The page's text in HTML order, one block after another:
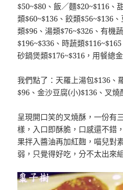
$50~$80、飯／麵$20~$116、
類$60~$136、餃類$56~$136
類$96、湯類$76~$326、有機
$196~$336、時蔬類
砂鍋煲類$176~$316，用餐總
我們點了：天羅上湯包$136、
$96、金沙豆腐(小)$136、叉燒
呈現開口笑的叉燒酥，一份有
樣，入口即酥脆，口感還不錯
果拌入醬油再加紅麴，喵兒對
弱，只覺得好吃，分不太出來